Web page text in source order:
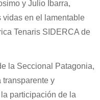
y Julio Ibarra,
vidas en el lamentable
Tenaris SIDERCA de
la Seccional Patagonia,
y
participación de la